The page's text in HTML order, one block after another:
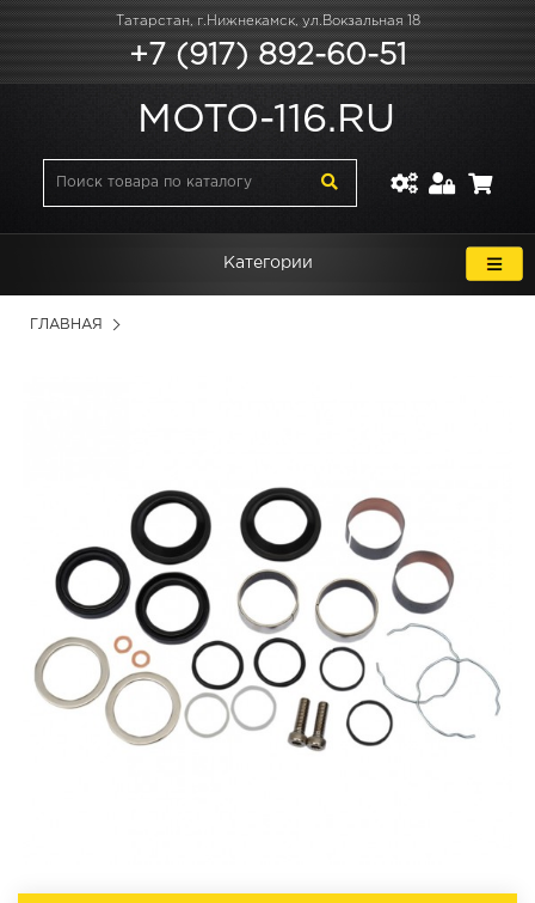
Татарстан, г.Нижнекамск, ул.Вокзальная 18
+7 (917) 892-60-51
MOTO-116.RU
Категории
ГЛАВНАЯ